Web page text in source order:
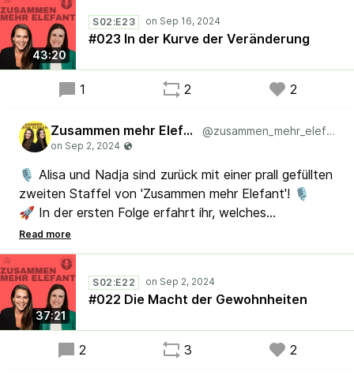
Organisationen anwenden? Schnallt euch an, die
Berg- und Talfahrt beginnt!
🚀 Jeden zweiten Dienstag!
#Lean #Agile #Kaizen #Scrum #Change
43:20
S02:E23
#023 In der Kurve der Veränderung
1 2 2
Zusammen mehr Elefant @zusammen_mehr_elefant
🎙️ Alisa und Nadja sind zurück mit einer prall gefüllten
zweiten Staffel von 'Zusammen mehr Elefant'! 🎙️
🚀 In der ersten Folge erfahrt ihr, welches
Hauptthema die nächsten 24 Episoden bestimmen
wird. Freut euch auf frische Impulse zur
ganzheitlichen Organisationsentwicklung – ab jetzt
wieder alle zwei Wochen dienstags. 🚀
#Organisationsentwicklung #Agile #Lean
37:21
S02:E22
#022 Die Macht der Gewohnheiten
2 3 2